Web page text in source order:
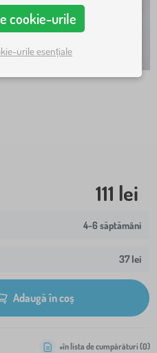
111 lei
4-6 săptămâni
37 lei
Adaugă în coș
+în lista de cumpărături (0)
cookie-urile
urile esențiale